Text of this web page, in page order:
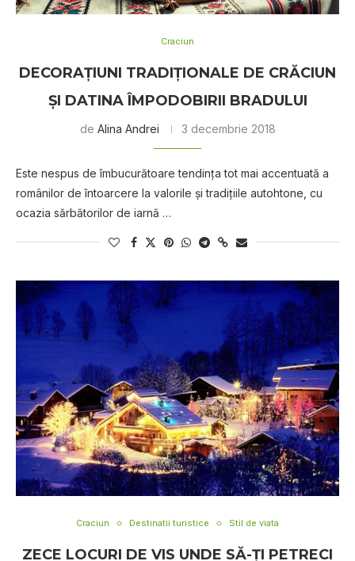
Craciun
DECORAȚIUNI TRADIȚIONALE DE CRĂCIUN
ȘI DATINA ÎMPODOBIRII BRADULUI
de Alina Andrei 3 decembrie 2018
Este nespus de îmbucurătoare tendința tot mai accentuată a
românilor de întoarcere la valorile și tradițiile autohtone, cu
ocazia sărbătorilor de iarnă …
Craciun Destinatii turistice Stil de viata
ZECE LOCURI DE VIS UNDE SĂ-ȚI PETRECI